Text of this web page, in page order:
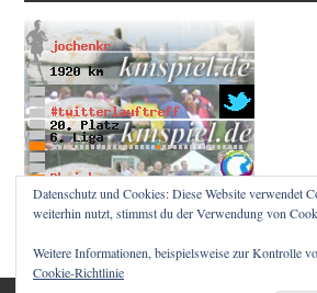
Datenschutz und Cookies: Diese Website verwendet
weiterhin nutzt, stimmst du der Verwendung von
Weitere Informationen, beispielsweise zur Kontrolle
Cookie-Richtlinie